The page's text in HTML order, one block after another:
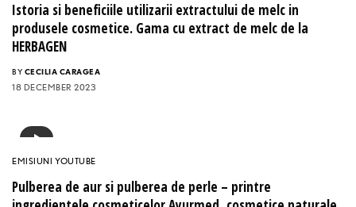
Istoria si beneficiile utilizarii extractului de melc in
produsele cosmetice. Gama cu extract de melc de la
HERBAGEN
BY CECILIA CARAGEA
18 DECEMBER 2023
EMISIUNI YOUTUBE
Pulberea de aur si pulberea de perle – printre